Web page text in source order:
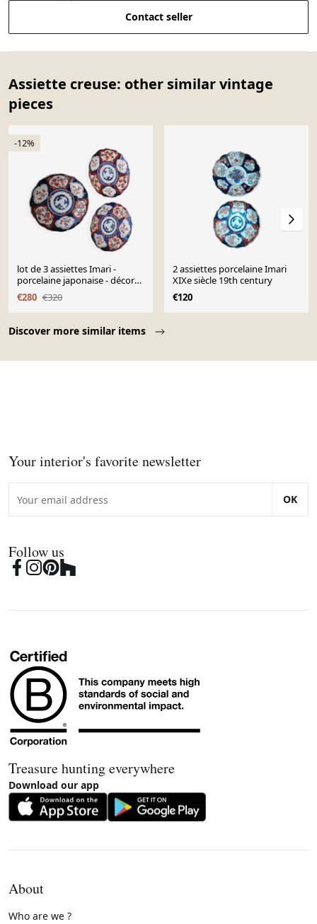
Contact seller
Assiette creuse: other similar vintage
pieces
Discover more similar items
-12%
lot de 3 assiettes Imari -
porcelaine japonaise - décor
de poisson
€280 €320
2 assiettes porcelaine Imari
XIXe siècle 19th century
€120
Your interior's favorite newsletter
OK
Follow us
Treasure hunting everywhere
Download our app
About
Who are we ?